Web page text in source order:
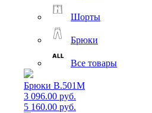
Шорты
Брюки
Все товары
Брюки B.501M
3 096.00 руб.
5 160.00 руб.